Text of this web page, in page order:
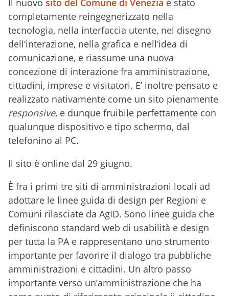
Il nuovo sito del Comune di Venezia è stato
completamente reingegnerizzato nella
tecnologia, nella interfaccia utente, nel disegno
dell’interazione, nella grafica e nell’idea di
comunicazione, e riassume una nuova
concezione di interazione fra amministrazione,
cittadini, imprese e visitatori. E’ inoltre pensato e
realizzato nativamente come un sito pienamente
responsive, e dunque fruibile perfettamente con
qualunque dispositivo e tipo schermo, dal
telefonino al PC.
Il sito è online dal 29 giugno.
È fra i primi tre siti di amministrazioni locali ad
adottare le linee guida di design per Regioni e
Comuni rilasciate da AgID. Sono linee guida che
definiscono standard web di usabilità e design
per tutta la PA e rappresentano uno strumento
importante per favorire il dialogo tra pubbliche
amministrazioni e cittadini. Un altro passo
importante verso un’amministrazione che ha